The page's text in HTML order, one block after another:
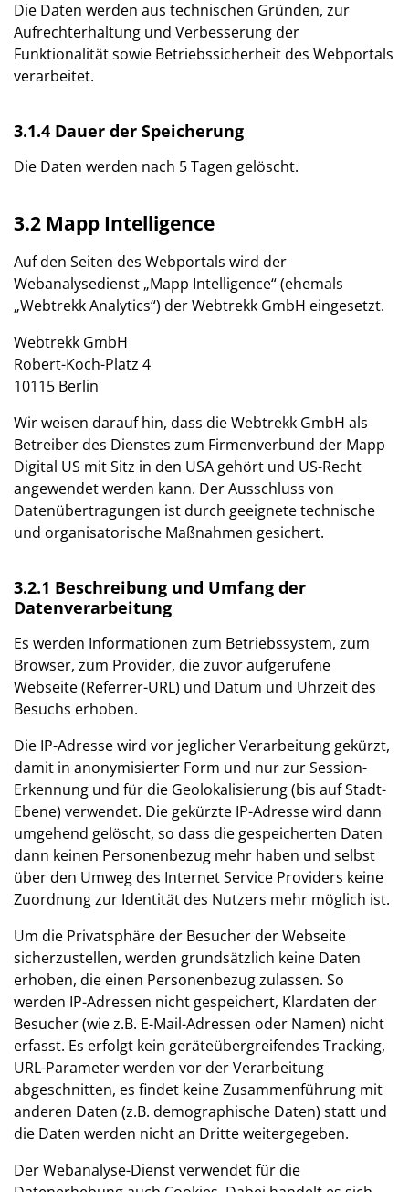
Die Daten werden aus technischen Gründen, zur
Aufrechterhaltung und Verbesserung der
Funktionalität sowie Betriebssicherheit des Webportals
verarbeitet.
3.1.4 Dauer der Speicherung
Die Daten werden nach 5 Tagen gelöscht.
3.2 Mapp Intelligence
Auf den Seiten des Webportals wird der
Webanalysedienst „Mapp Intelligence“ (ehemals
„Webtrekk Analytics“) der Webtrekk GmbH eingesetzt.
Webtrekk GmbH
Robert-Koch-Platz 4
10115 Berlin
Wir weisen darauf hin, dass die Webtrekk GmbH als
Betreiber des Dienstes zum Firmenverbund der Mapp
Digital US mit Sitz in den USA gehört und US-Recht
angewendet werden kann. Der Ausschluss von
Datenübertragungen ist durch geeignete technische
und organisatorische Maßnahmen gesichert.
3.2.1 Beschreibung und Umfang der
Datenverarbeitung
Es werden Informationen zum Betriebssystem, zum
Browser, zum Provider, die zuvor aufgerufene
Webseite (Referrer-URL) und Datum und Uhrzeit des
Besuchs erhoben.
Die IP-Adresse wird vor jeglicher Verarbeitung gekürzt,
damit in anonymisierter Form und nur zur Session-
Erkennung und für die Geolokalisierung (bis auf Stadt-
Ebene) verwendet. Die gekürzte IP-Adresse wird dann
umgehend gelöscht, so dass die gespeicherten Daten
dann keinen Personenbezug mehr haben und selbst
über den Umweg des Internet Service Providers keine
Zuordnung zur Identität des Nutzers mehr möglich ist.
Um die Privatsphäre der Besucher der Webseite
sicherzustellen, werden grundsätzlich keine Daten
erhoben, die einen Personenbezug zulassen. So
werden IP-Adressen nicht gespeichert, Klardaten der
Besucher (wie z.B. E-Mail-Adressen oder Namen) nicht
erfasst. Es erfolgt kein geräteübergreifendes Tracking,
URL-Parameter werden vor der Verarbeitung
abgeschnitten, es findet keine Zusammenführung mit
anderen Daten (z.B. demographische Daten) statt und
die Daten werden nicht an Dritte weitergegeben.
Der Webanalyse-Dienst verwendet für die